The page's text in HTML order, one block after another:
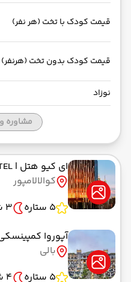
قیمت کودک با تخت (هر نفر)
قیمت کودک بدون تخت (هرنفر)
نوزاد
مشاوره و
ای کیو هتل | EQ HOTEL
کوالالامپور
5 ستاره
3 شب
آپوروا
بالی
5 ستاره
4 شب